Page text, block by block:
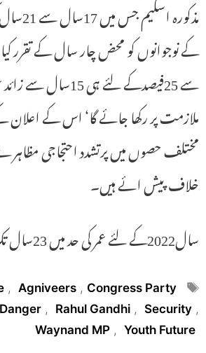
مذکورہ
کے نوجوانوں کو محض چار سال کے تقرر
سے 25فیصدکے لئے ہی
ملازمت پر رکھا جائے گا‘ اس کے
مختلف حصوں میں پرتشدد احتجاجی
خلاف پیش ائے ہیں۔
سال2022کے لئے عمر کی حد میں 23سال تک کا اضافہ کردیاگیاتھا
Tags
, Agniveers , Congress Party
Danger , Rahul Gandhi , Security ,
Waynand MP , Youth Future